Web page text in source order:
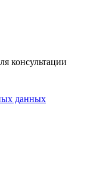
консультации
данных